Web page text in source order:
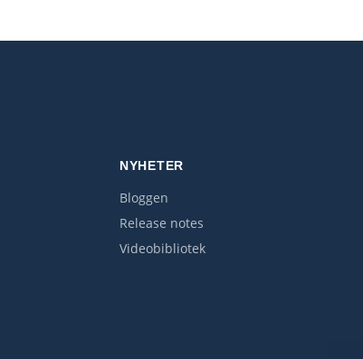
NYHETER
Bloggen
Release notes
Videobibliotek